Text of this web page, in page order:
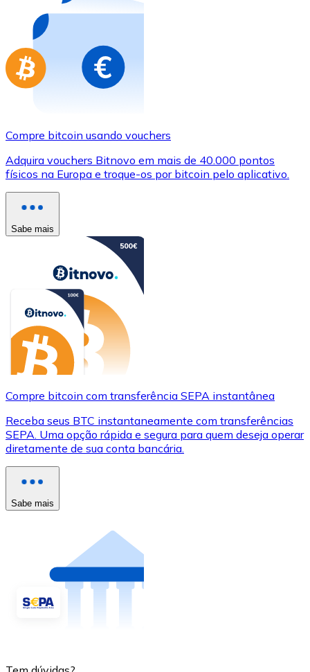
Compre cartões-presente das suas marcas favoritas
Ir para a loja de cartões-presente
Compre bitcoin usando vouchers
Adquira vouchers Bitnovo em mais de 40.000 pontos
físicos na Europa e troque-os por bitcoin pelo aplicativo.
Sabe mais
Compre bitcoin com transferência SEPA instantânea
Receba seus BTC instantaneamente com transferências
SEPA. Uma opção rápida e segura para quem deseja operar
diretamente de sua conta bancária.
Sabe mais